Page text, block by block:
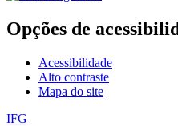
Opções de
Acessibilidade
Alto contraste
Mapa do site
IFG